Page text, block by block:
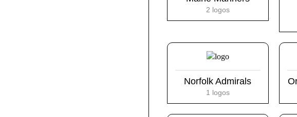
2 logos
Norfolk Admirals
1 logos